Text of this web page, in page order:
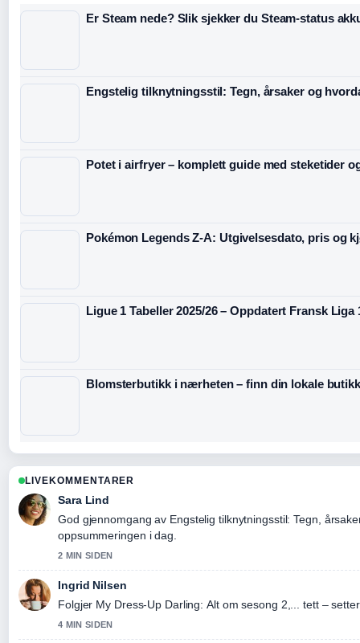
Er Steam nede? Slik sjekker du Steam-status
Engstelig tilknytningsstil: Tegn, årsaker og
Potet i airfryer – komplett guide med steketider
Pokémon Legends Z-A: Utgivelsesdato, pris og
Ligue 1 Tabeller 2025/26 – Oppdatert Fransk Liga
Blomsterbutikk i nærheten – finn din lokale butikk
LIVEKOMMENTARER
Sara Lind
God gjennomgang av Engstelig tilknytningsstil: Tegn,
oppsummeringen i dag.
2 MIN SIDEN
Ingrid Nilsen
Folgjer My Dress-Up Darling: Alt om sesong 2,... tett –
4 MIN SIDEN